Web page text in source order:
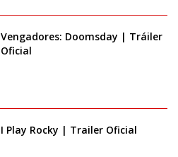
Vengadores: Doomsday | Tráiler
Oficial
I Play Rocky | Trailer Oficial